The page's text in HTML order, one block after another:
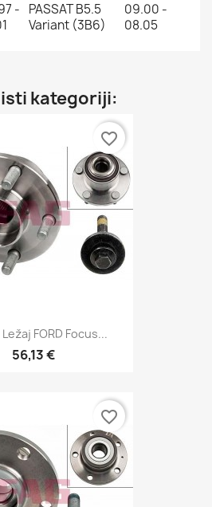
-
PASSAT B5.5
Variant (3B6)
09.00 -
08.05
kategoriji:
FORD Focus...
56,13 €
favorite_border
favorite_border